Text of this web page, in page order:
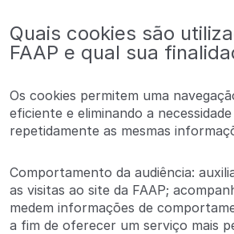
Quais cookies são
FAAP e qual sua
Os cookies permitem uma
eficiente e eliminando a
repetidamente as mesmas
Comportamento da audiência:
as visitas ao site da FAAP;
medem informações de
a fim de oferecer um serviço mais